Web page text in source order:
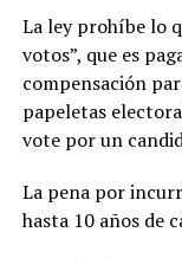
La ley prohíbe lo
votos”, que es
compensación
papeletas
vote por un
La pena por
hasta 10 años de